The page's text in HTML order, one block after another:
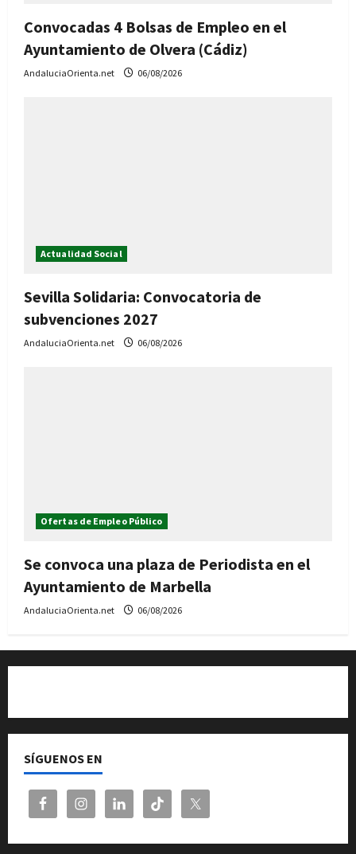
Convocadas 4 Bolsas de Empleo en el
Ayuntamiento de Olvera (Cádiz)
AndaluciaOrienta.net 06/08/2026
Actualidad Social
Sevilla Solidaria: Convocatoria de
subvenciones 2027
AndaluciaOrienta.net 06/08/2026
Ofertas de Empleo Público
Se convoca una plaza de Periodista en el
Ayuntamiento de Marbella
AndaluciaOrienta.net 06/08/2026
SÍGUENOS EN